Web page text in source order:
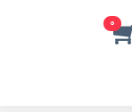
0